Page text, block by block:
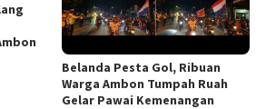
Belanda Pesta Gol, Ribuan
Warga Ambon Tumpah Ruah
Gelar Pawai Kemenangan